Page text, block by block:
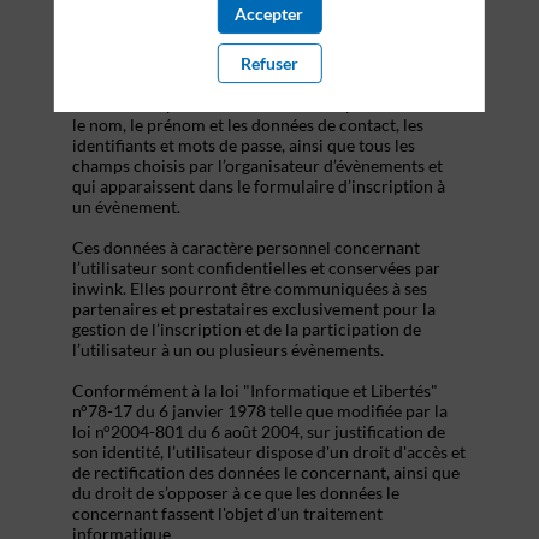
évènement, et de consulter les informations relatives
à l’organisation pratique et logistique d’un
le nom, le prénom et les données de contact, les
identifiants et mots de passe, ainsi que tous les
champs choisis par l’organisateur d’évènements et
qui apparaissent dans le formulaire d’inscription à
un évènement.
Ces données à caractère personnel concernant
l’utilisateur sont confidentielles et conservées par
inwink. Elles pourront être communiquées à ses
partenaires et prestataires exclusivement pour la
gestion de l’inscription et de la participation de
l’utilisateur à un ou plusieurs évènements.
Conformément à la loi "Informatique et Libertés"
n°78-17 du 6 janvier 1978 telle que modifiée par la
loi n°2004-801 du 6 août 2004, sur justification de
son identité, l’utilisateur dispose d'un droit d'accès et
de rectification des données le concernant, ainsi que
du droit de s’opposer à ce que les données le
concernant fassent l'objet d'un traitement
informatique
Accepter
Refuser